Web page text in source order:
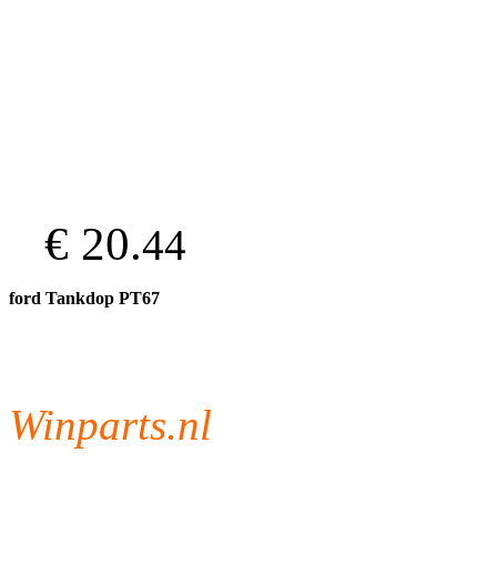
€ 20.44
ford Tankdop PT67
Winparts.nl